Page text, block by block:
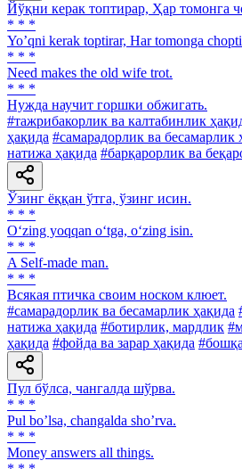
Йўқни керак топтирар, Ҳар томонга
* * *
Yoʼqni kerak toptirar, Har tomonga
* * *
Need makes the old wife trot.
* * *
Нужда научит горшки обжигать.
#тажрибакорлик ва калтабинлик
ҳақида #самарадорлик ва бесамарлик
натижа ҳақида #барқарорлик ва
Ўзинг ёққан ўтга, ўзинг исин.
* * *
O‘zing yoqqan o‘tga, o‘zing isin.
* * *
A Self-made man.
* * *
Всякая птичка своим носком клюет.
#самарадорлик ва бесамарлик ҳақида
натижа ҳақида #ботирлик, мардлик
ҳақида #фойда ва зарар ҳақида
Пул бўлса, чангалда шўрва.
* * *
Pul boʼlsa, changalda shoʼrva.
* * *
Money answers all things.